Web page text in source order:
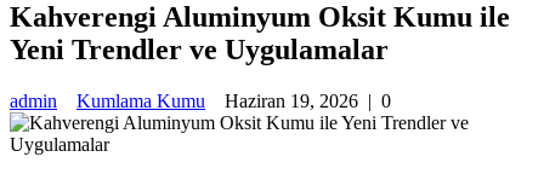
Kahverengi Aluminyum Oksit Kumu ile
Yeni Trendler ve Uygulamalar
admin Kumlama Kumu Haziran 19, 2026 | 0